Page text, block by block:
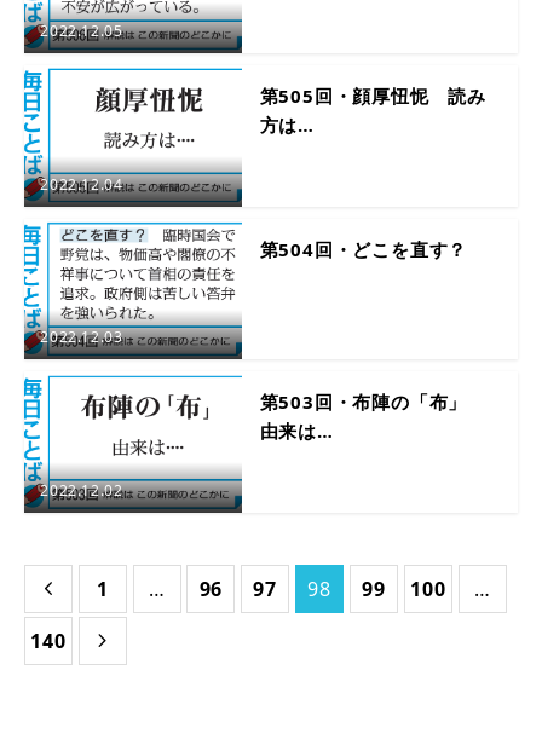
2022.12.05
2022.12.04
第505回・顔厚忸怩 読み
方は…
2022.12.03
第504回・どこを直す？
2022.12.02
第503回・布陣の「布」
由来は…
 1 … 96 97 98 99 100
…
140
